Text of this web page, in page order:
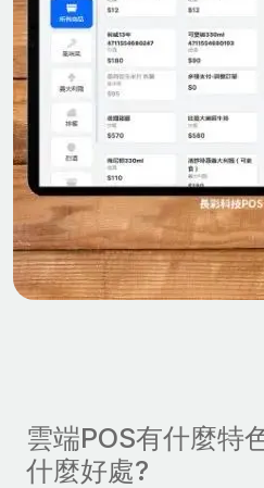
雲端POS有什麼特
什麼好處?